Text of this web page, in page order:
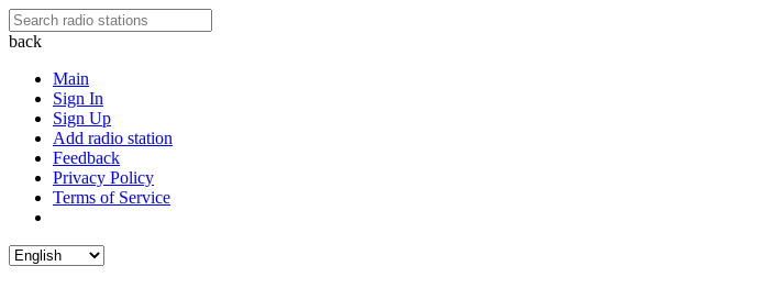
back
Main
Sign In
Sign Up
Add radio station
Feedback
Privacy Policy
Terms of Service